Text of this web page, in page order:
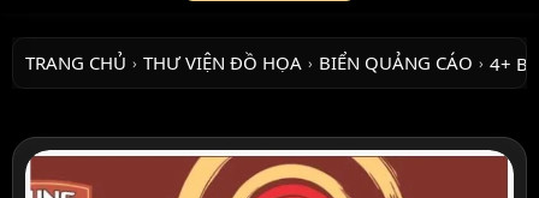
TRANG CHỦ › THƯ VIỆN ĐỒ HỌA › BIỂN QUẢNG CÁO › 4+